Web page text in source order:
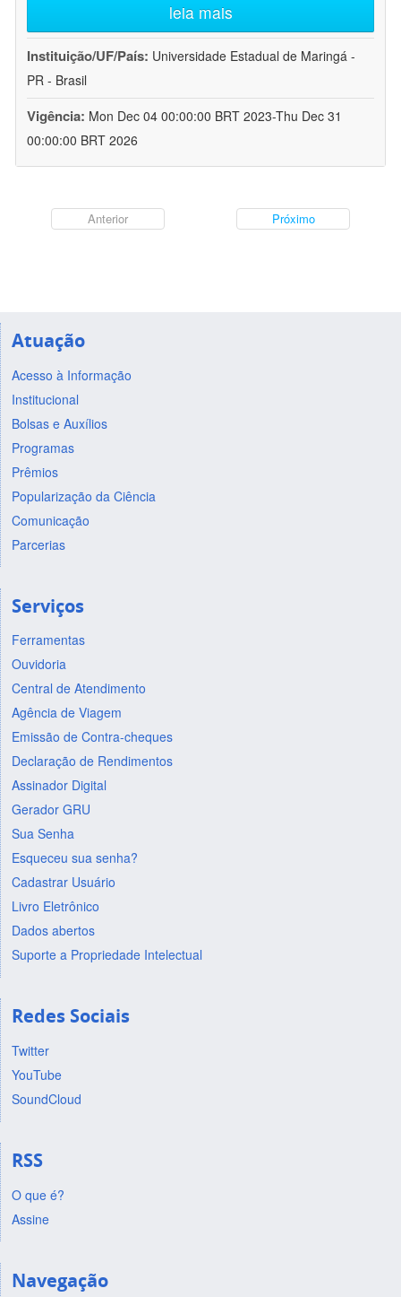
leia mais
Instituição/UF/País: Universidade Estadual de Maringá -
PR - Brasil
Vigência: Mon Dec 04 00:00:00 BRT 2023-Thu Dec 31
00:00:00 BRT 2026
Anterior Próximo
Atuação
Acesso à Informação
Institucional
Bolsas e Auxílios
Programas
Prêmios
Popularização da Ciência
Comunicação
Parcerias
Serviços
Ferramentas
Ouvidoria
Central de Atendimento
Agência de Viagem
Emissão de Contra-cheques
Declaração de Rendimentos
Assinador Digital
Gerador GRU
Sua Senha
Esqueceu sua senha?
Cadastrar Usuário
Livro Eletrônico
Dados abertos
Suporte a Propriedade Intelectual
Redes Sociais
Twitter
YouTube
SoundCloud
RSS
O que é?
Assine
Navegação